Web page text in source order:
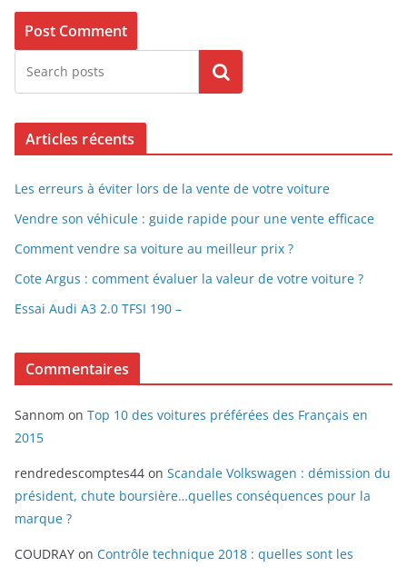
Search
Articles récents
Les erreurs à éviter lors de la vente de votre voiture
Vendre son véhicule : guide rapide pour une vente efficace
Comment vendre sa voiture au meilleur prix ?
Cote Argus : comment évaluer la valeur de votre voiture ?
Essai Audi A3 2.0 TFSI 190 –
Commentaires
Sannom on Top 10 des voitures préférées des Français en
2015
rendredescomptes44 on Scandale Volkswagen : démission du
président, chute boursière…quelles conséquences pour la
marque ?
COUDRAY on Contrôle technique 2018 : quelles sont les